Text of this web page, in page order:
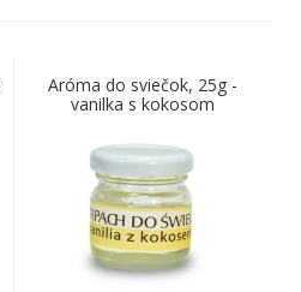
Aróma do sviečok, 25g -
vanilka s kokosom